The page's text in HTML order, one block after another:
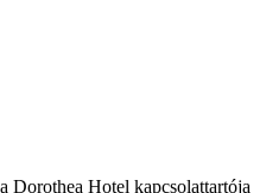
Dorothea Hotel kapcsolattartója